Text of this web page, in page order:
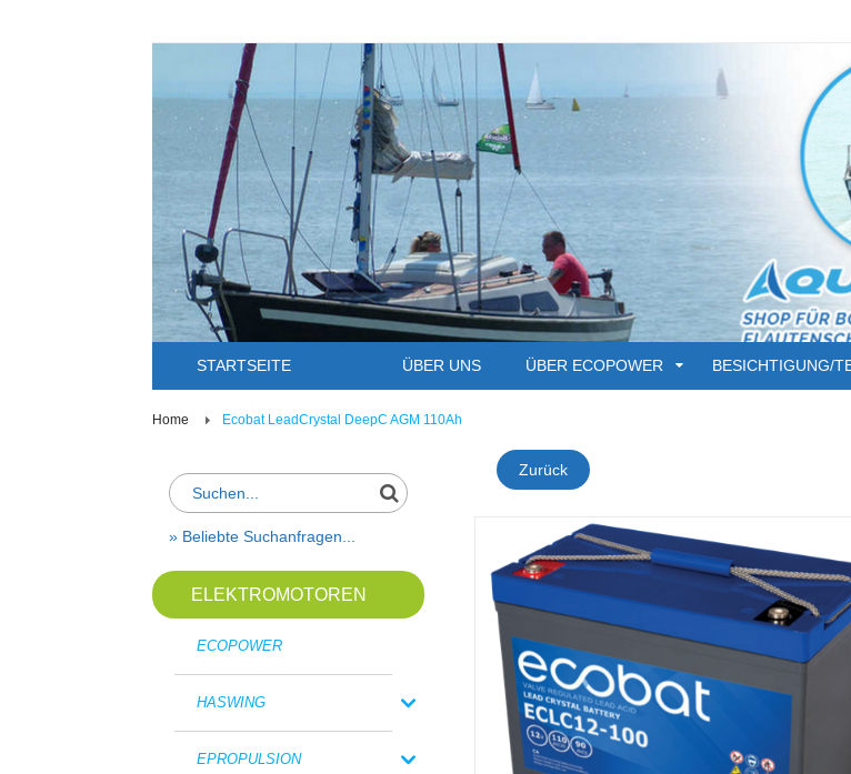
STARTSEITE ÜBER UNS ÜBER ECOPOWER BESICHTIGUNG/
Home Ecobat LeadCrystal DeepC AGM 110Ah
Suche
» Beliebte Suchanfragen...
ELEKTROMOTOREN
ECOPOWER
HASWING
EPROPULSION
Zurück